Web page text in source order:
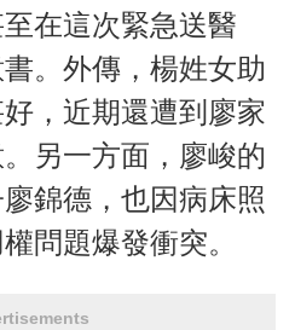
在這次緊急送醫
。外傳，楊姓女助
，近期還遭到廖家
另一方面，廖峻的
錦德，也因病床照
問題爆發衝突。